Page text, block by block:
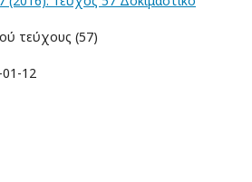
τεύχους (57)
12